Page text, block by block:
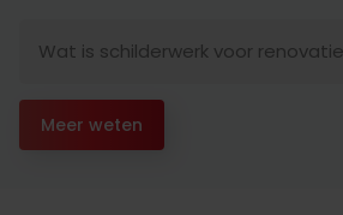
Wat is schilderwerk voor
Bij renovaties omvat schilderwerk
vernieuwen van bestaande
Meer weten